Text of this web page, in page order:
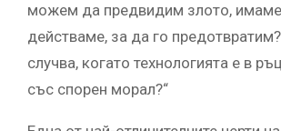
можем да предвидим злото,
действаме, за да го
случва, когато технологията е в
със спорен морал?“